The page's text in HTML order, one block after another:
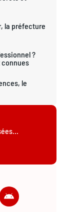
la préfecture
?
connues
le